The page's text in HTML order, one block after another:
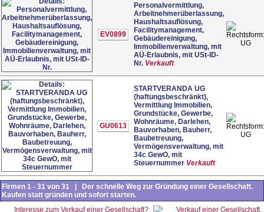
EV0899
Personalvermittlung,
Arbeitnehmerüberlassung,
Haushaltsauflösung,
Facilitymanagement,
Gebäudereinigung,
Immobilienverwaltung, mit
AÜ-Erlaubnis, mit USt-ID-
Nr. Verkauft
UG
GU0613
STARTVERANDA UG
(haftungsbeschränkt),
Vermittlung Immobilien,
Grundstücke, Gewerbe,
Wohnräume, Darlehen,
Bauvorhaben, Bauherr,
Baubetreuung,
Vermögensverwaltung, mit
34c GewO, mit
Steuernummer Verkauft
UG
Firmen 1 - 31 von 31 | Der schnelle Weg zur Gründung einer Gesellschaft.
Kaufen statt gründen und sofort starten.
Interesse zum Verkauf einer Gesellschaft?